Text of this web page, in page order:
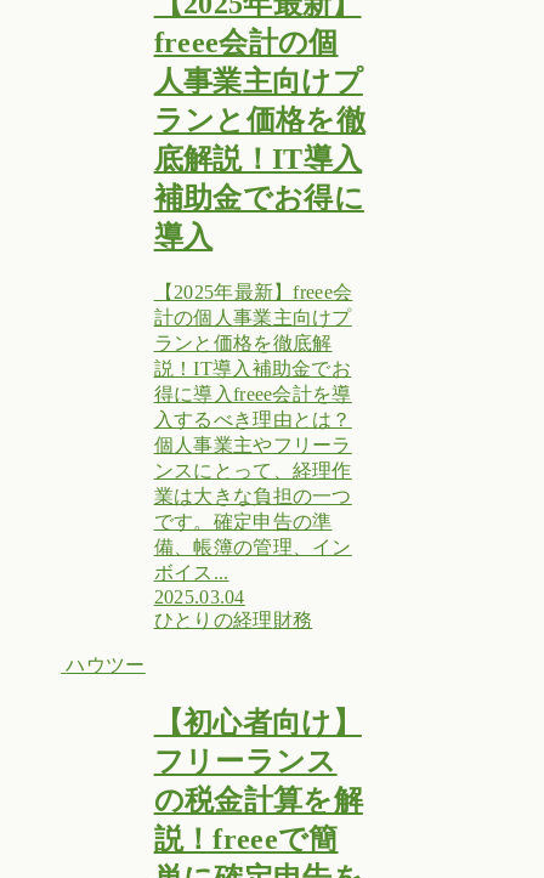
freee会計の個
人事業主向けプ
ランと価格を徹
底解説！IT導入
補助金でお得に
導入
【2025年最新】freee会
計の個人事業主向けプ
ランと価格を徹底解
説！IT導入補助金でお
得に導入freee会計を導
入するべき理由とは？
個人事業主やフリーラ
ンスにとって、経理作
業は大きな負担の一つ
です。確定申告の準
備、帳簿の管理、イン
ボイス...
2025.03.04
ひとりの経理財務
ハウツー
【初心者向け】
フリーランス
の税金計算を解
説！freeeで簡